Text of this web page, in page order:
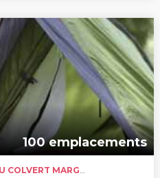
100 emplacements